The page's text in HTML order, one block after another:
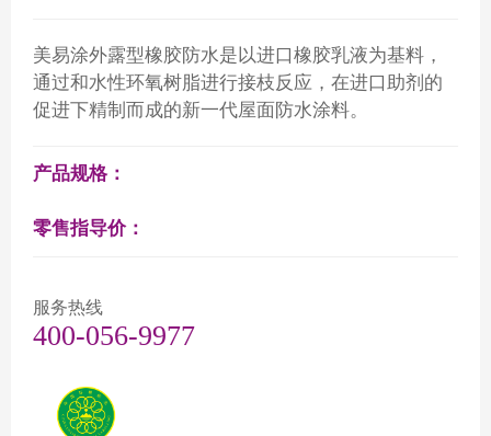
美易涂外露型橡胶防水是以进口橡胶乳液为基料，
通过和水性环氧树脂进行接枝反应，在进口助剂的
促进下精制而成的新一代屋面防水涂料。
产品规格：
零售指导价：
服务热线
400-056-9977